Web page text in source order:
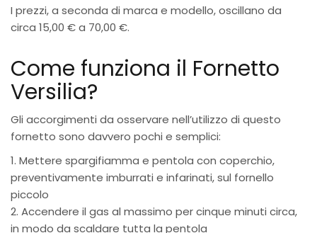
I prezzi, a seconda di marca e modello, oscillano da
circa 15,00 € a 70,00 €.
Come funziona il Fornetto
Versilia?
Gli accorgimenti da osservare nell’utilizzo di questo
fornetto sono davvero pochi e semplici:
1. Mettere spargifiamma e pentola con coperchio,
preventivamente imburrati e infarinati, sul fornello
piccolo
2. Accendere il gas al massimo per cinque minuti circa,
in modo da scaldare tutta la pentola